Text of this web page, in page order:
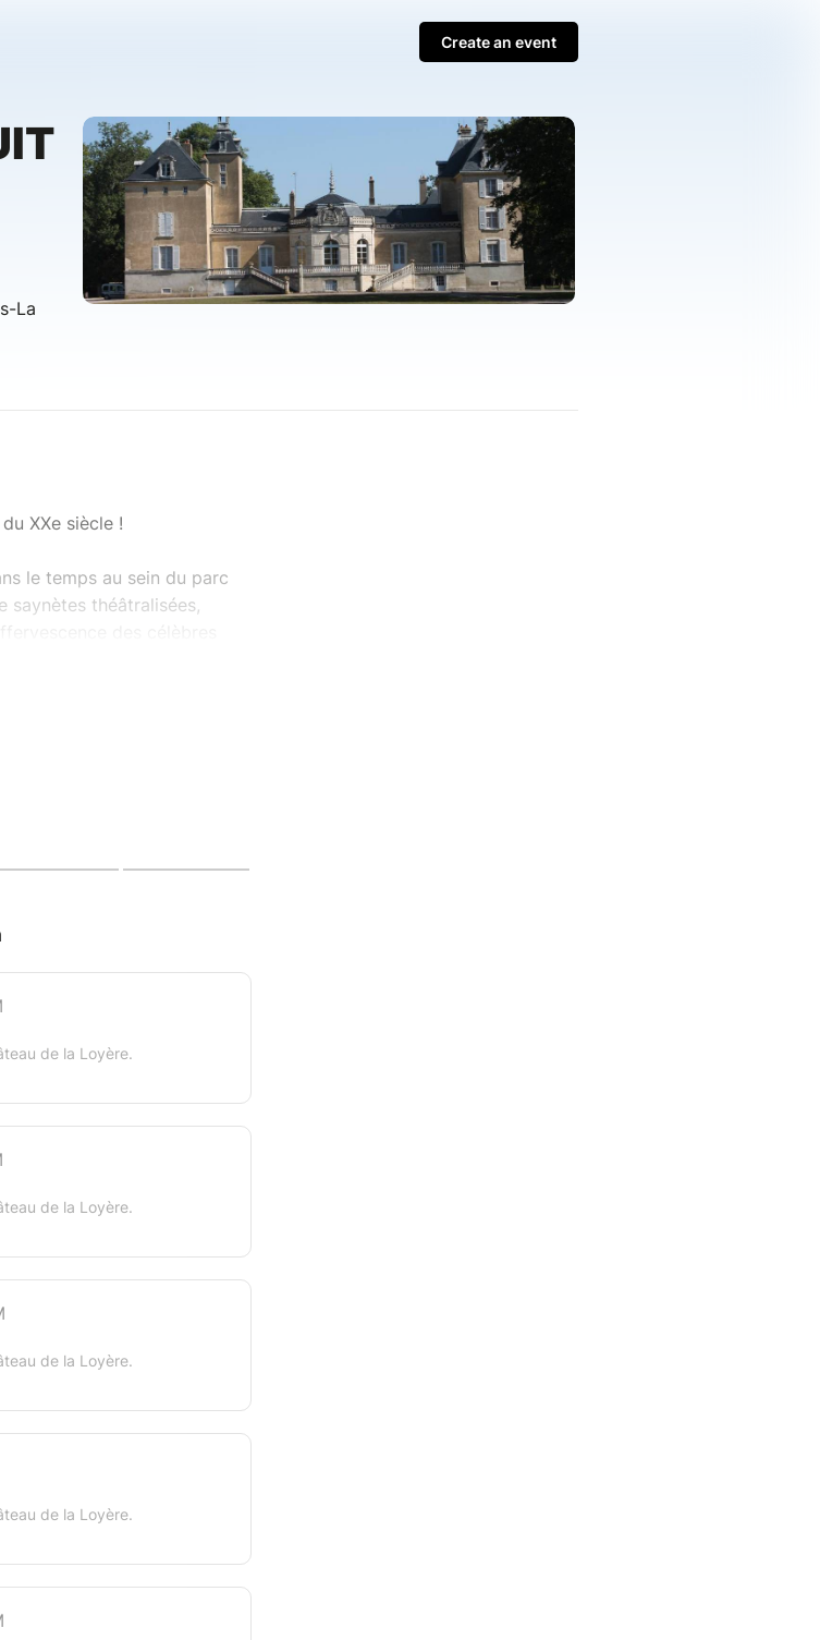
Create an event
La
XXe siècle !
le temps au sein du parc
saynètes théâtralisées,
des célèbres
accessible à tous,
mais qui rassemblait alors
vous avez la possibilité